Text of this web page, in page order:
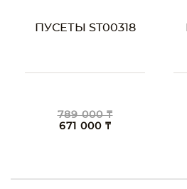
ПУСЕТЫ ST00318
789 000 ₸
671 000 ₸